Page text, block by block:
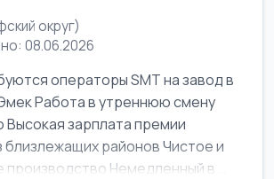
округ)
08.06.2026
операторы SMT на завод в
Работа в утреннюю смену
Высокая зарплата премии
близлежащих районов Чистое и
Немедленный в...